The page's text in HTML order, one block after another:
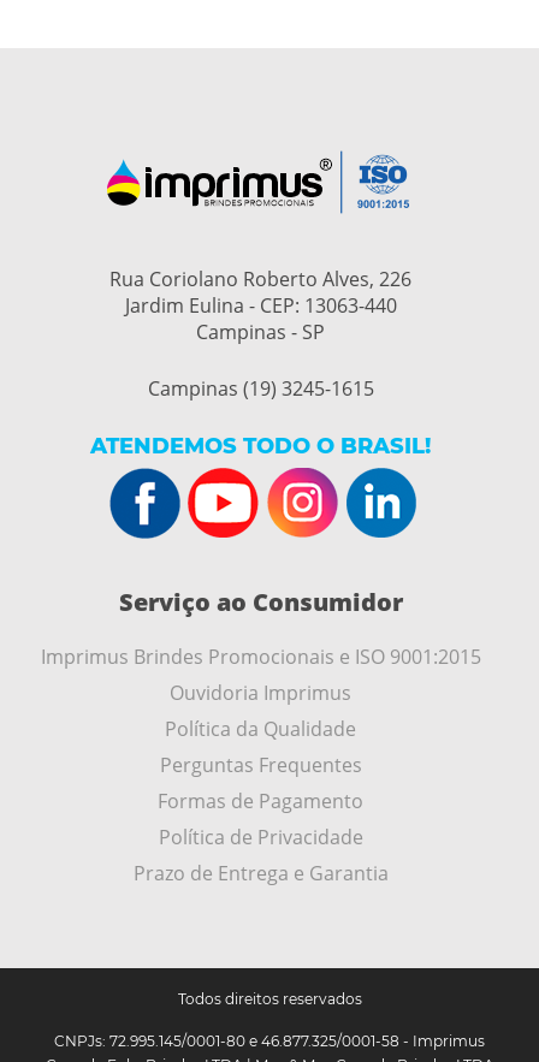
Rua Coriolano Roberto Alves, 226
Jardim Eulina - CEP: 13063-440
Campinas - SP
Campinas (19) 3245-1615
ATENDEMOS TODO O BRASIL!
Serviço ao Consumidor
Imprimus Brindes Promocionais e ISO 9001:2015
Ouvidoria Imprimus
Política da Qualidade
Perguntas Frequentes
Formas de Pagamento
Política de Privacidade
Prazo de Entrega e Garantia
Todos direitos reservados
CNPJs: 72.995.145/0001-80 e 46.877.325/0001-58 - Imprimus